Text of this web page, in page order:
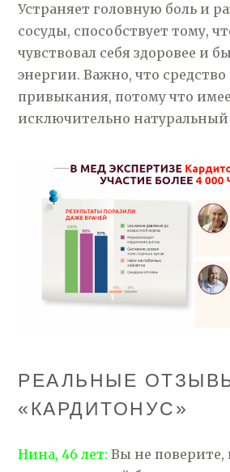
Устраняет головную боль и
сосуды, способствует тому,
чувствовал себя здоровее и
энергии. Важно, что
привыкания, потому что
исключительно натуральный
РЕАЛЬНЫЕ
«КАРДИТОНУС»
Нина, 46 лет: Вы не поверите,